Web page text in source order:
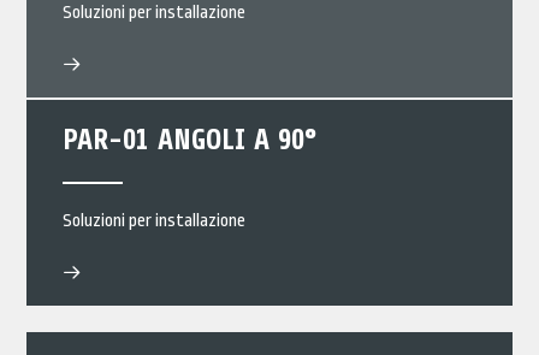
Soluzioni per installazione
PAR-01 ANGOLI A 90°
Soluzioni per installazione